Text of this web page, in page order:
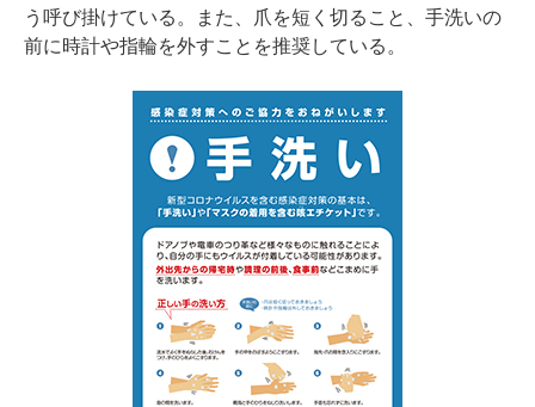
う呼び掛けている。また、爪を短く切ること、手洗いの
前に時計や指輪を外すことを推奨している。